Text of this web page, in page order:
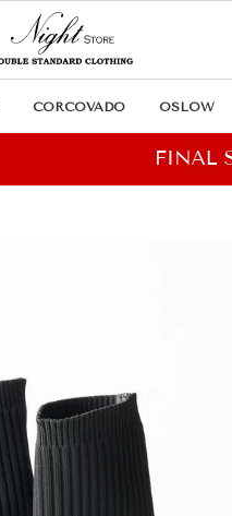
CORCOVADO OSLOW